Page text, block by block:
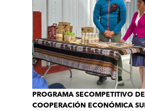
PROGRAMA SECOMPETITIVO
COOPERACIÓN ECONÓMICA